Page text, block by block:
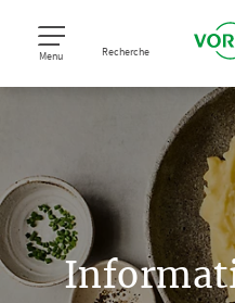
Menu Recherche